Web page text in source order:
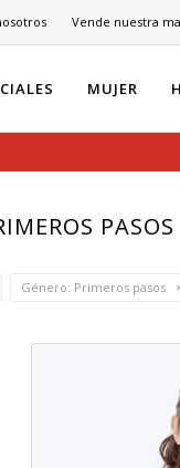
MUJER
Vende nuestra
PASOS
Género: Primeros pasos